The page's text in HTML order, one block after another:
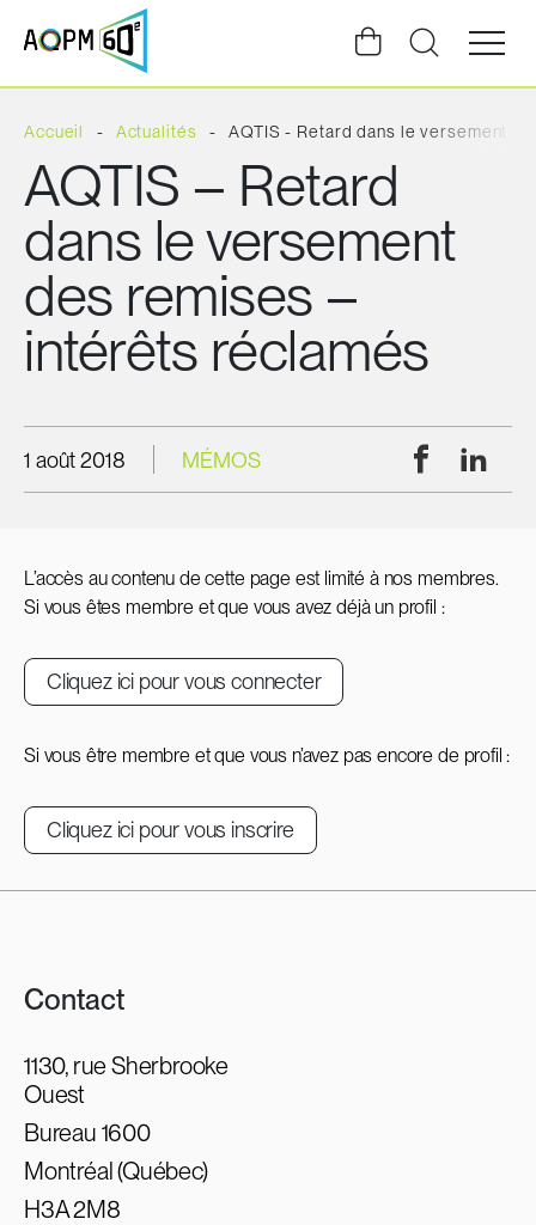
Ouvrir
la
du
Accueil Actualités AQTIS - Retard dans le versement
AQTIS – Retard
dans le versement
des remises –
intérêts réclamés
1 août 2018 MÉMOS Facebook
L’accès au contenu de cette page est limité à nos membres.
Si vous êtes membre et que vous avez déjà un profil :
Cliquez ici pour vous connecter
Si vous être membre et que vous n’avez pas encore de profil :
Cliquez ici pour vous inscrire
Contact
1130, rue Sherbrooke
Ouest
Bureau 1600
Montréal (Québec)
H3A 2M8